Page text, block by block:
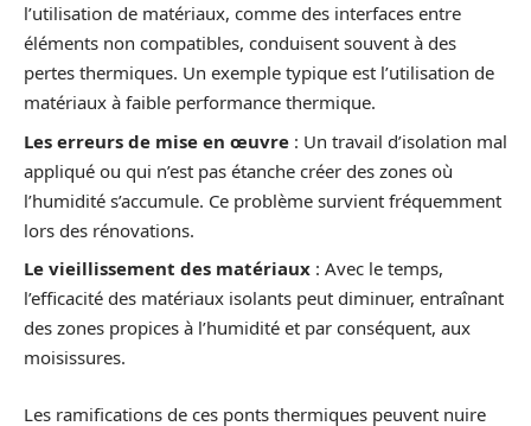
l’utilisation de matériaux, comme des interfaces entre
éléments non compatibles, conduisent souvent à des
pertes thermiques. Un exemple typique est l’utilisation de
matériaux à faible performance thermique.
Les erreurs de mise en œuvre : Un travail d’isolation mal
appliqué ou qui n’est pas étanche créer des zones où
l’humidité s’accumule. Ce problème survient fréquemment
lors des rénovations.
Le vieillissement des matériaux : Avec le temps,
l’efficacité des matériaux isolants peut diminuer, entraînant
des zones propices à l’humidité et par conséquent, aux
moisissures.
Les ramifications de ces ponts thermiques peuvent nuire